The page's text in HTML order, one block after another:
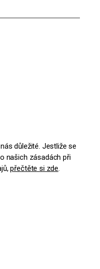
důležité. Jestliže se
našich zásadách při
přečtěte si zde.